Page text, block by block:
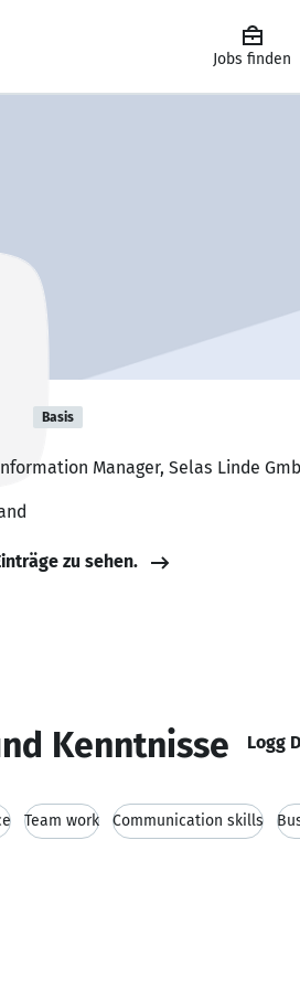
Jobs finden
Basis
Manager, Selas Linde
zu sehen.
Kenntnisse Logg
Team work Communication skills